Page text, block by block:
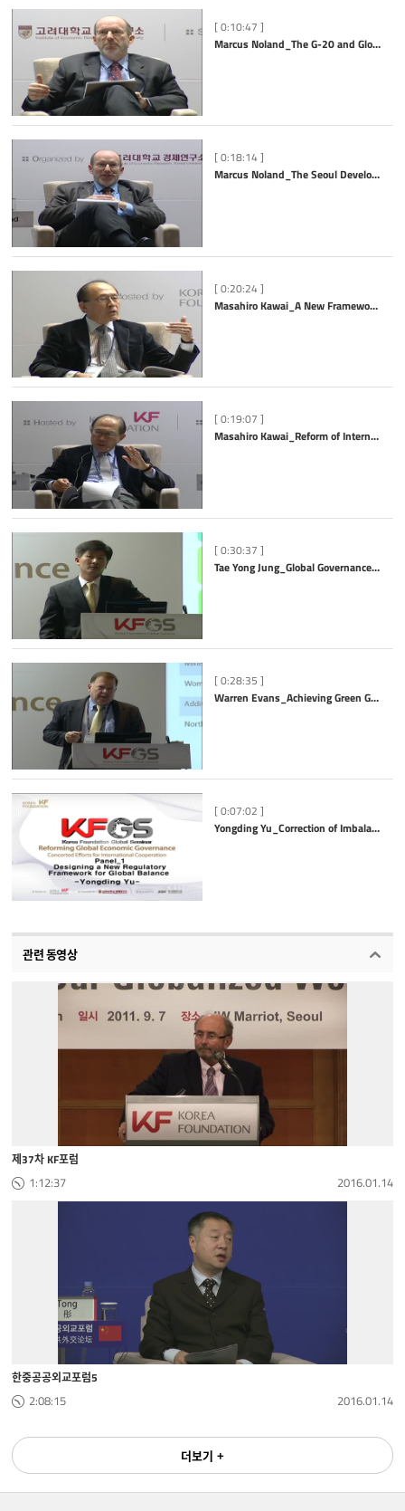
[ 0:10:47 ]
Marcus Noland_The G-20 and Global Re-balancing
[ 0:18:14 ]
Marcus Noland_The Seoul Development Consensus and the Reproducibility of the Korean Model
[ 0:20:24 ]
Masahiro Kawai_A New Framework for Global Rebalancing
[ 0:19:07 ]
Masahiro Kawai_Reform of International Financial Governance - An Asian Perspective
[ 0:30:37 ]
Tae Yong Jung_Global Governance for Green Growth
[ 0:28:35 ]
Warren Evans_Achieving Green Growth for Sustainable Development-some challenges and solutions
[ 0:07:02 ]
Yongding Yu_Correction of Imbalances
관련 동영상
제37차 KF포럼
1:12:37 2016.01.14
한중공공외교포럼5
2:08:15 2016.01.14
더보기 +